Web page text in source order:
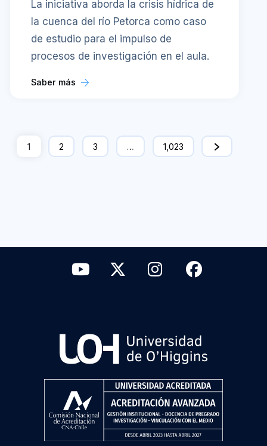
La iniciativa aborda la crisis hídrica de
la cuenca del río Petorca como caso
de estudio para el impulso de
procesos de investigación en el aula.
Saber más
1 2 3 … 1,023